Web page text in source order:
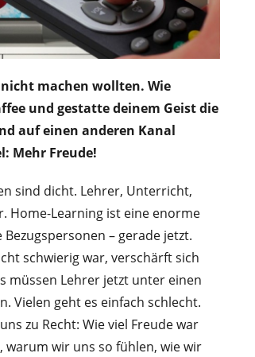
machen wollten. Wie
und gestatte deinem Geist die
auf einen anderen Kanal
Mehr Freude!
sind dicht. Lehrer, Unterricht,
Home-Learning ist eine enorme
– gerade jetzt.
schwierig war, verschärft sich
müssen Lehrer jetzt unter einen
Vielen geht es einfach schlecht.
zu Recht: Wie viel Freude war
warum wir uns so fühlen, wie wir